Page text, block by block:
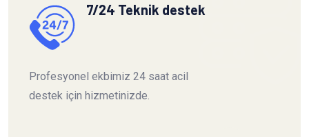
7/24 Teknik destek
Profesyonel ekbimiz 24 saat acil
destek için hizmetinizde.